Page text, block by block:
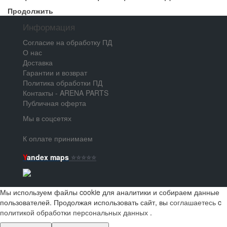
Продолжить
Информация
Согласие на обработку ПД
О нас
Доставка
Гарантии и возврат
Политика обработки ПД
Контакты - ARENA PARTS
Публичная оферта
Мы в соцсетях
К оплате принимаем
Yandex maps ⭐️⭐️⭐️⭐️⭐️
Мы используем файлы cookie для аналитики и собираем данные
пользователей. Продолжая использовать сайт, вы соглашаетесь c
политикой обработки персональных данных .